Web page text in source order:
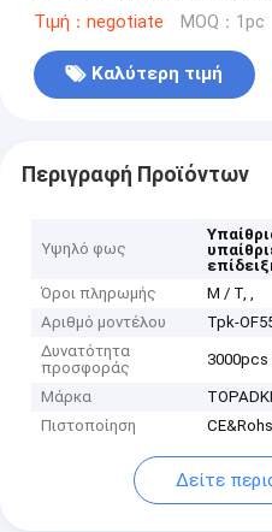
ψειρών IP65 55 ίντσα για
Τιμή：negotiate MOQ：1pc
Καλύτερη τιμή
Περιγραφή Προϊόντων
Υψηλό φως
Όροι πληρωμής
Μ / Τ, ,
Αριθμό μοντέλου
Tpk-
Δυνατότητα
προσφοράς
3000pcs
Μάρκα
Πιστοποίηση
Δείτε